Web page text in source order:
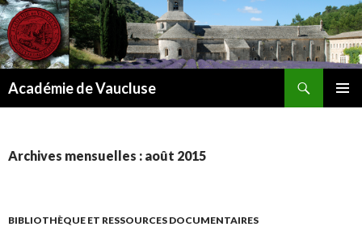
Académie de Vaucluse
Archives mensuelles : août 2015
BIBLIOTHÈQUE ET RESSOURCES DOCUMENTAIRES